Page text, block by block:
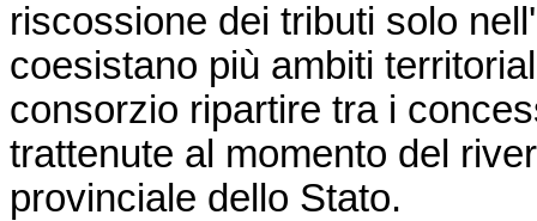
riscossione dei tributi solo
coesistano più ambiti
consorzio ripartire tra i
trattenute al momento del
provinciale dello Stato.